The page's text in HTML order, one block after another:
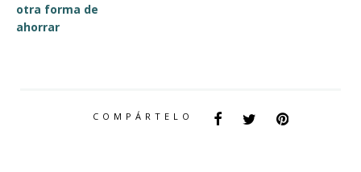
otra forma de
ahorrar
COMPÁRTELO